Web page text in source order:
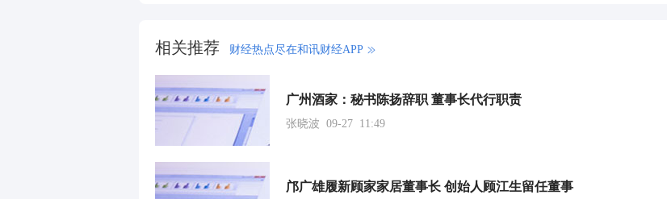
相关推荐 财经热点尽在和讯财经APP
广州酒家：秘书陈扬辞职 董事长代行职责
张晓波 09-27 11:49
邝广雄履新顾家家居董事长 创始人顾江生留任董事